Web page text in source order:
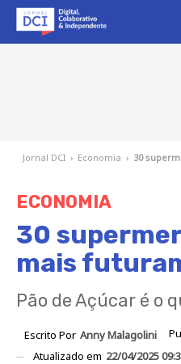
Jornal DCI › Economia › 30
ECONOMIA
30
mais
Pão de Açúcar é o
Escrito Por Anny Malagolini
Atualizado em 22/04/2025